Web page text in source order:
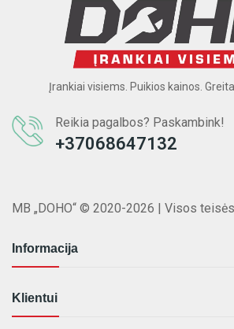
Įrankiai visiems. Puikios kainos.
Reikia pagalbos? Paskambink!
+37068647132
MB „DOHO“ © 2020-2026 | Visos
Informacija
Klientui